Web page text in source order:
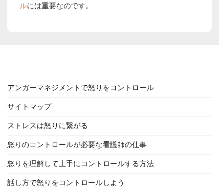
ルには重要なのです。
アンガーマネジメントで怒りをコントロール
サイトマップ
ストレスは怒りに繋がる
怒りのコントロールが必要な看護師の仕事
怒りを理解して上手にコントロールする方法
話し方で怒りをコントロールしよう